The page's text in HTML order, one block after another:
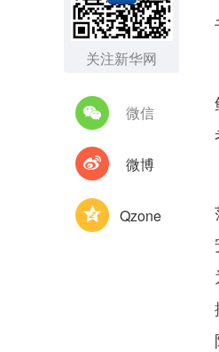
关注新华网
微信
微博
Qzone